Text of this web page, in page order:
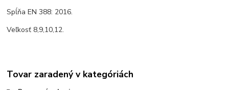
Spĺňa EN 388: 2016.
Veľkosť 8,9,10,12.
Tovar zaradený v kategóriách